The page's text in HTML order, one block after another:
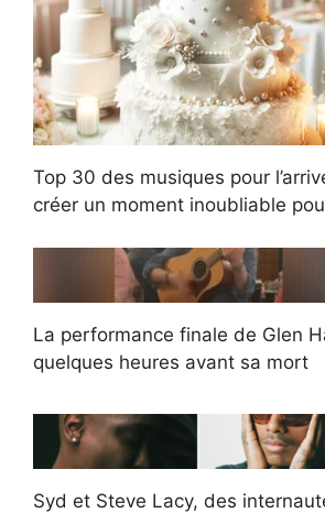
Top 30 des musiques pour
créer un moment inoubliable
La performance finale de Glen
quelques heures avant sa mort
Syd et Steve Lacy, des